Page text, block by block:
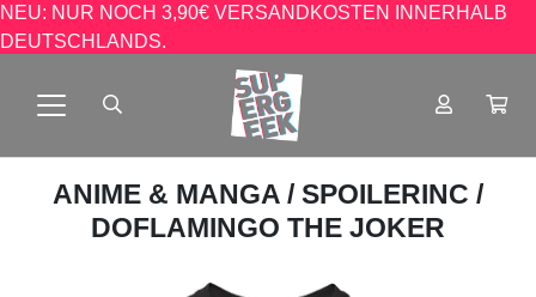
NEU: NUR NOCH 3,90€ VERSANDKOSTEN INNERHALB
DEUTSCHLANDS.
ANIME & MANGA / SPOILERINC /
DOFLAMINGO THE JOKER